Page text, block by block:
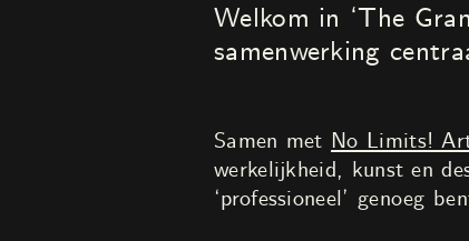
Welkom in ‘The
samenwerking
Samen met No Limits!
werkelijkheid, kunst en
‘professioneel’ genoeg